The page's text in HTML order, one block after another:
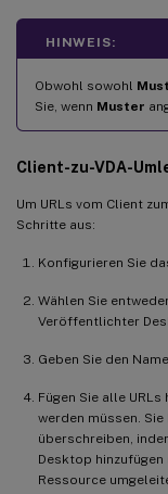
HINWEIS:
Obwohl sowohl
Sie, wenn Muster
Client-zu-VDA-
Um URLs vom Client
Schritte aus:
Konfigurieren Sie
Wählen Sie
Veröffentlichter
Geben Sie den
Fügen Sie alle
werden müssen.
überschreiben,
Desktop hinzufügen
Ressource